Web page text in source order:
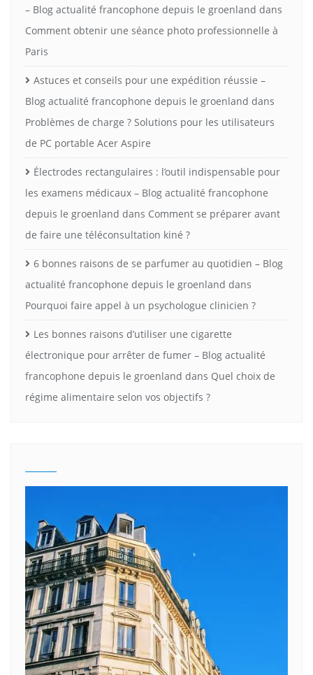
– Blog actualité francophone depuis le groenland dans
Comment obtenir une séance photo professionnelle à
Paris
Astuces et conseils pour une expédition réussie –
Blog actualité francophone depuis le groenland dans
Problèmes de charge ? Solutions pour les utilisateurs
de PC portable Acer Aspire
Électrodes rectangulaires : l’outil indispensable pour
les examens médicaux – Blog actualité francophone
depuis le groenland dans Comment se préparer avant
de faire une téléconsultation kiné ?
6 bonnes raisons de se parfumer au quotidien – Blog
actualité francophone depuis le groenland dans
Pourquoi faire appel à un psychologue clinicien ?
Les bonnes raisons d’utiliser une cigarette
électronique pour arrêter de fumer – Blog actualité
francophone depuis le groenland dans Quel choix de
régime alimentaire selon vos objectifs ?